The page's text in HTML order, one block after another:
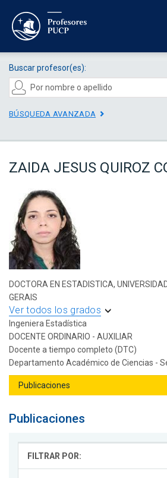
Buscar profesor(es):
BÚSQUEDA AVANZADA
ZAIDA JESUS QUIROZ
DOCTORA EN ESTADISTICA,
GERAIS
Ver todos los grados
Ingeniera Estadística
DOCENTE ORDINARIO - AUXILIAR
Docente a tiempo completo (DTC)
Departamento Académico de Ciencias -
Publicaciones
FILTRAR POR: